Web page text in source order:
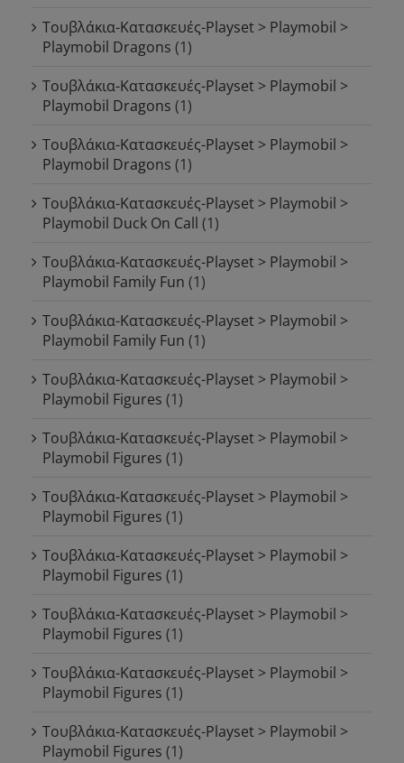
Τουβλάκια-Κατασκευές-Playset > Playmobil >
Playmobil Dragons (1)
Τουβλάκια-Κατασκευές-Playset > Playmobil >
Playmobil Dragons (1)
Τουβλάκια-Κατασκευές-Playset > Playmobil >
Playmobil Dragons (1)
Τουβλάκια-Κατασκευές-Playset > Playmobil >
Playmobil Duck On Call (1)
Τουβλάκια-Κατασκευές-Playset > Playmobil >
Playmobil Family Fun (1)
Τουβλάκια-Κατασκευές-Playset > Playmobil >
Playmobil Family Fun (1)
Τουβλάκια-Κατασκευές-Playset > Playmobil >
Playmobil Figures (1)
Τουβλάκια-Κατασκευές-Playset > Playmobil >
Playmobil Figures (1)
Τουβλάκια-Κατασκευές-Playset > Playmobil >
Playmobil Figures (1)
Τουβλάκια-Κατασκευές-Playset > Playmobil >
Playmobil Figures (1)
Τουβλάκια-Κατασκευές-Playset > Playmobil >
Playmobil Figures (1)
Τουβλάκια-Κατασκευές-Playset > Playmobil >
Playmobil Figures (1)
Τουβλάκια-Κατασκευές-Playset > Playmobil >
Playmobil Figures (1)